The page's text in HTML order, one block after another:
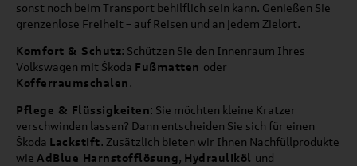
sonst noch beim Transport behilflich sein kann. Genießen Sie
grenzenlose Freiheit – auf Reisen und an jedem Zielort.
Komfort & Schutz: Schützen Sie den Innenraum Ihres
Volkswagen mit Škoda Fußmatten oder
Kofferraumschalen.
Pflege & Flüssigkeiten: Sie möchten kleine Kratzer
verschwinden lassen? Dann entscheiden Sie sich für einen
Škoda Lackstift. Zusätzlich bieten wir Ihnen Nachfüllprodukte
wie AdBlue Harnstofflösung, Hydrauliköl und